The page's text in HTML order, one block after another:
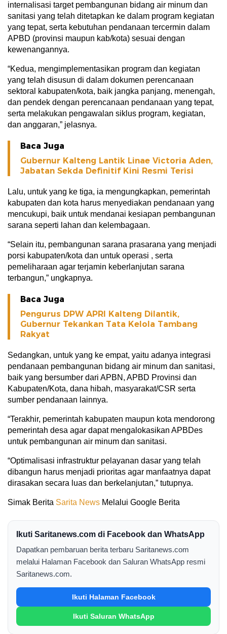
internalisasi target pembangunan bidang air minum dan
sanitasi yang telah ditetapkan ke dalam program kegiatan
yang tepat, serta kebutuhan pendanaan tercermin dalam
APBD (provinsi maupun kab/kota) sesuai dengan
kewenangannya.
“Kedua, mengimplementasikan program dan kegiatan
yang telah disusun di dalam dokumen perencanaan
sektoral kabupaten/kota, baik jangka panjang, menengah,
dan pendek dengan perencanaan pendanaan yang tepat,
serta melakukan pengawalan siklus program, kegiatan,
dan anggaran,” jelasnya.
Baca Juga
Gubernur Kalteng Lantik Linae Victoria Aden,
Jabatan Sekda Definitif Kini Resmi Terisi
Lalu, untuk yang ke tiga, ia mengungkapkan, pemerintah
kabupaten dan kota harus menyediakan pendanaan yang
mencukupi, baik untuk mendanai kesiapan pembangunan
sarana seperti lahan dan kelembagaan.
“Selain itu, pembangunan sarana prasarana yang menjadi
porsi kabupaten/kota dan untuk operasi , serta
pemeliharaan agar terjamin keberlanjutan sarana
terbangun,” ungkapnya.
Baca Juga
Pengurus DPW APRI Kalteng Dilantik,
Gubernur Tekankan Tata Kelola Tambang
Rakyat
Sedangkan, untuk yang ke empat, yaitu adanya integrasi
pendanaan pembangunan bidang air minum dan sanitasi,
baik yang bersumber dari APBN, APBD Provinsi dan
Kabupaten/Kota, dana hibah, masyarakat/CSR serta
sumber pendanaan lainnya.
“Terakhir, pemerintah kabupaten maupun kota mendorong
pemerintah desa agar dapat mengalokasikan APBDes
untuk pembangunan air minum dan sanitasi.
“Optimalisasi infrastruktur pelayanan dasar yang telah
dibangun harus menjadi prioritas agar manfaatnya dapat
dirasakan secara luas dan berkelanjutan,” tutupnya.
Simak Berita Sarita News Melalui Google Berita
Ikuti Saritanews.com di Facebook dan WhatsApp
Dapatkan pembaruan berita terbaru Saritanews.com
melalui Halaman Facebook dan Saluran WhatsApp resmi
Saritanews.com.
Ikuti Halaman Facebook
Ikuti Saluran WhatsApp